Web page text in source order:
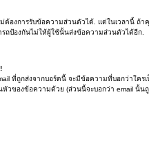
ต้องการรับข้อความส่วนตัวได้. แต่ในเวลานี้ ถ้
ถป้องกันไม่ให้ผู้ใช้นั้นส่งข้อความส่วนตัวได้อีก.
ที่ถูกส่งจากบอร์ดนี้ จะมีข้อความที่บอกว่าใค
วของข้อความด้วย (ส่วนนี้จะบอกว่า email นั้นถู